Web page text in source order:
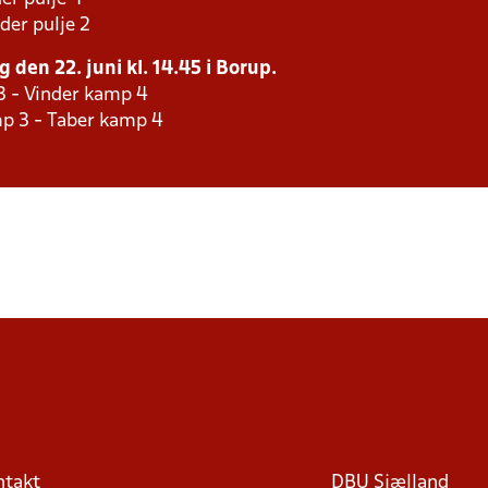
pulje 2
den 22. juni kl. 14.45 i Borup.
- Vinder kamp 4
3 - Taber kamp 4
DBU Sjælland